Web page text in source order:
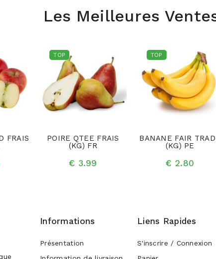
Les Meilleures
FRAIS
TOP
POIRE QTEE FRAIS
(KG) FR
€ 3.99
TOP
BANANE FAIR
(KG) PE
€ 2.80
Informations
Présentation
Liens Rapides
S'inscrire / Connexion